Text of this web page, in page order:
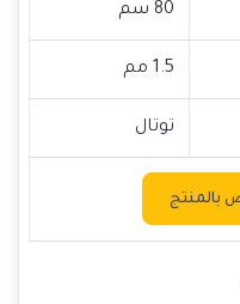
80 سم
1.5 مم
توتال
بالمنتج